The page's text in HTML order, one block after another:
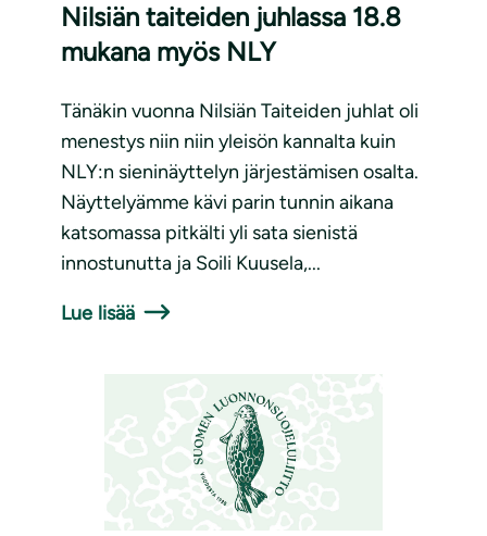
Nilsiän taiteiden juhlassa 18.8
mukana myös NLY
Tänäkin vuonna Nilsiän Taiteiden juhlat oli
menestys niin niin yleisön kannalta kuin
NLY:n sieninäyttelyn järjestämisen osalta.
Näyttelyämme kävi parin tunnin aikana
katsomassa pitkälti yli sata sienistä
innostunutta ja Soili Kuusela,...
Lue lisää